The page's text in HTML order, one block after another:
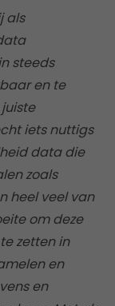
als
steeds
en te
iets nuttigs
data die
zoals
heel veel van
om deze
zetten in
en
en